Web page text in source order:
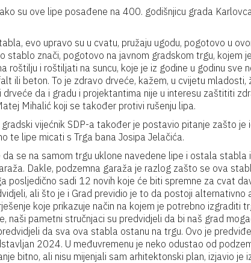
su ove lipe posađene na 400. godišnjicu grada
evo upravo su u cvatu, pružaju ugodu, pogotovo u
stablo znači, pogotovo na javnom gradskom trgu, kojem
roštilju i roštiljati na suncu, koje je iz godine u godinu sve
ili beton. To je zdravo drveće, kažem, u cvijetu
drveće da i gradu i projektantima nije u interesu zaštititi
Mihalić koji se također protivi rušenju lipa.
gradski vijećnik SDP-a također je postavio pitanje zašto
te lipe micati s Trga bana Josipa Jelačića.
se na samom trgu uklone navedene lipe i ostala stabla
Dakle, podzemna garaža je razlog zašto se ova
posljedično sadi 12 novih koje će biti spremne za cvat
ali što je i Grad previdio je to da postoji alternativno
koje prikazuje način na kojem je potrebno izgraditi
naši pametni stručnjaci su predvidjeli da bi naš grad
da sva ova stabla ostanu na trgu. Ovo je
2024. U međuvremenu je neko odustao od
bitno, ali nisu mijenjali sam arhitektonski plan, izjavio je